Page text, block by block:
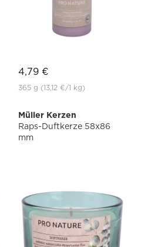
4,79 €
365 g (13,12 €/1 kg)
Müller Kerzen
Raps-Duftkerze 58x86
mm